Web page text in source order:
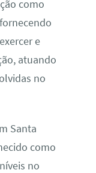
como
e
atuando
no
Santa
como
no